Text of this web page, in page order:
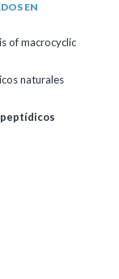
EN
of macrocyclic
naturales